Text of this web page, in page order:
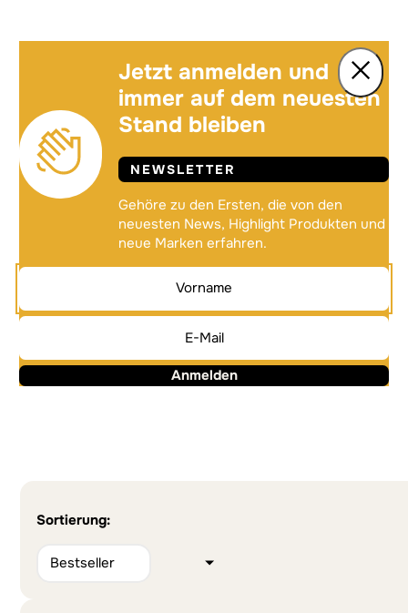
Jetzt anmelden und
immer auf dem neuesten
Stand bleiben
NEWSLETTER
Gehöre zu den Ersten, die von den
neuesten News, Highlight Produkten und
neue Marken erfahren.
Anmelden
Sortierung: